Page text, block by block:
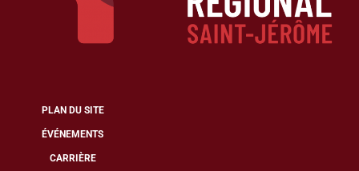
PLAN DU SITE
ÉVÉNEMENTS
CARRIÈRE